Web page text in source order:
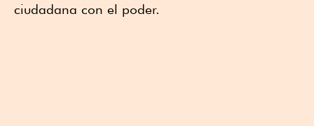
ciudadana con el poder.